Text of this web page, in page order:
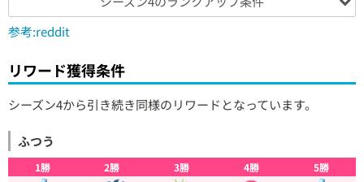
参考:reddit
リワード獲得条件
シーズン4から引き続き同様のリワードとなっています。
ふつう
1勝 2勝 3勝 4勝 5勝